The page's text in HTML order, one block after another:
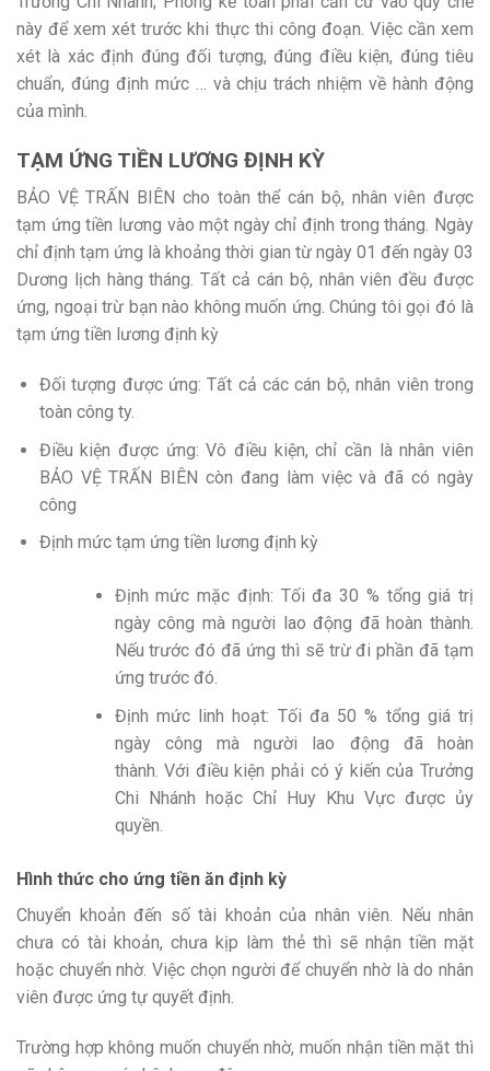
này để xem xét trước khi thực thi công đoạn. Việc cần xem
xét là xác định đúng đối tượng, đúng điều kiện, đúng tiêu
chuẩn, đúng định mức … và chịu trách nhiệm về hành động
của mình.
TẠM ỨNG TIỀN LƯƠNG ĐỊNH KỲ
BẢO VỆ TRẤN BIÊN cho toàn thể cán bộ, nhân viên được
tạm ứng tiền lương vào một ngày chỉ định trong tháng. Ngày
chỉ định tạm ứng là khoảng thời gian từ ngày 01 đến ngày 03
Dương lịch hàng tháng. Tất cả cán bộ, nhân viên đều được
ứng, ngoại trừ bạn nào không muốn ứng. Chúng tôi gọi đó là
tạm ứng tiền lương định kỳ
Đối tượng được ứng: Tất cả các cán bộ, nhân viên trong
toàn công ty.
Điều kiện được ứng: Vô điều kiện, chỉ cần là nhân viên
BẢO VỆ TRẤN BIÊN còn đang làm việc và đã có ngày
công
Định mức tạm ứng tiền lương định kỳ
Định mức mặc định: Tối đa 30 % tổng giá trị
ngày công mà người lao động đã hoàn thành.
Nếu trước đó đã ứng thì sẽ trừ đi phần đã tạm
ứng trước đó.
Định mức linh hoạt: Tối đa 50 % tổng giá trị
ngày công mà người lao động đã hoàn
thành. Với điều kiện phải có ý kiến của Trưởng
Chi Nhánh hoặc Chỉ Huy Khu Vực được ủy
quyền.
Hình thức cho ứng tiền ăn định kỳ
Chuyển khoản đến số tài khoản của nhân viên. Nếu nhân
chưa có tài khoản, chưa kịp làm thẻ thì sẽ nhận tiền mặt
hoặc chuyển nhờ. Việc chọn người để chuyển nhờ là do nhân
viên được ứng tự quyết định.
Trường hợp không muốn chuyển nhờ, muốn nhận tiền mặt thì